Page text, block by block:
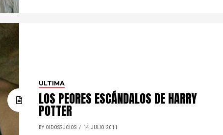
ULTIMA
LOS PEORES ESCÁNDALOS DE HARRY
POTTER
BY OIDOSSUCIOS 14 JULIO 2011